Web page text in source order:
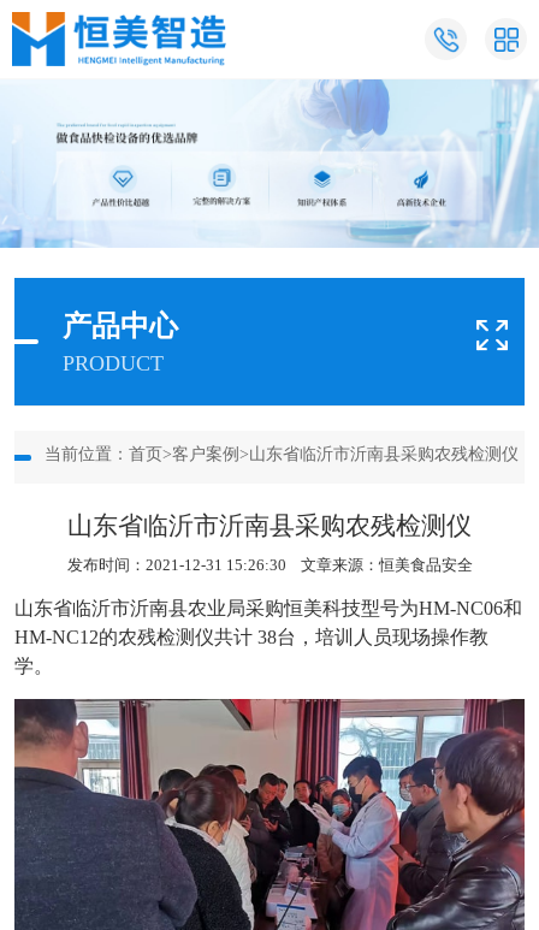
产品中心
PRODUCT
当前位置： 首页 >客户案例 >山东省临沂市沂南县采购农残检测仪
山东省临沂市沂南县采购农残检测仪
发布时间：2021-12-31 15:26:30 文章来源：恒美食品安全
山东省临沂市沂南县农业局采购恒美科技型号为HM-NC06和
HM-NC12的农残检测仪共计 38台，培训人员现场操作教
学。